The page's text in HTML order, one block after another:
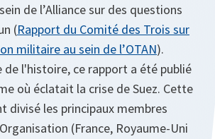
de l’Alliance sur des questions
(Rapport du Comité des Trois sur
militaire au sein de l’OTAN).
l'histoire, ce rapport a été publié
où éclatait la crise de Suez. Cette
divisé les principaux membres
(France, Royaume-Uni